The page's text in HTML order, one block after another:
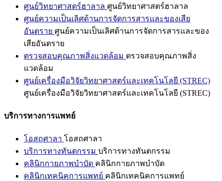
ศูนย์วิทยาศาสตร์ฮาลาล ศูนย์วิทยาศาสตร์ฮาลาล
ศูนย์ความเป็นเลิศด้านการจัดการสารและของเสีย
อันตราย ศูนย์ความเป็นเลิศด้านการจัดการสารและของ
เสียอันตราย
ตรวจสอบคุณภาพสิ่งแวดล้อม ตรวจสอบคุณภาพสิ่ง
แวดล้อม
ศูนย์เครื่องมือวิจัยวิทยาศาสตร์และเทคโนโลยี (STREC)
ศูนย์เครื่องมือวิจัยวิทยาศาสตร์และเทคโนโลยี (STREC)
บริการทางการแพทย์
โอสถศาลา โอสถศาลา
บริการทางทันตกรรม บริการทางทันตกรรม
คลินิกกายภาพบำบัด คลินิกกายภาพบำบัด
คลินิกเทคนิคการแพทย์ คลินิกเทคนิคการแพทย์